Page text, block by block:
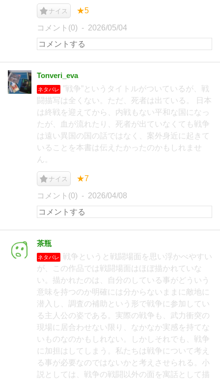
ナイス ★5
コメント(0) 2026/05/04
Tonveri_eva
ネタバレ
”戦争”というタイトルがついているが、戦
闘描写は全くない。ただ、死者は出ている。 日本
は終戦を迎えてから、内戦もない平和な国になっ
たが、血が流れたり、死者が出ていなくても戦争
は遠い異国の国の話ではなく、案外身近に起きて
いることを本書は伝えたかったのかもしれませ
ん。
ナイス ★7
コメント(0) 2026/04/08
茶瓶
ネタバレ
戦争というと戦闘場面を思い浮かべやすい
が、この作品では戦闘場面はほぼ描かれていな
い。描かれたのは、自分のしている事がどういう
意味を持つのか明確には分からないままに敵地に
潜入し、調査の補助という形で戦争に参加してい
る主人公の姿である。実際の戦争も、武力衝突の
現場に居合わせない限り、なかなか実感を持てな
いものなのかもしれない。しかしそれでも、戦争
に加担はしてしまう。私たちは戦争について考え
る事が必要なのではないかと考えさせられる。小
説としては、戦争の戦闘以外の面を寓話として描